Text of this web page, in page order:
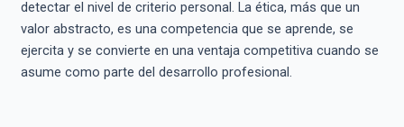
detectar el nivel de criterio personal. La ética, más que un
valor abstracto, es una competencia que se aprende, se
ejercita y se convierte en una ventaja competitiva cuando se
asume como parte del desarrollo profesional.